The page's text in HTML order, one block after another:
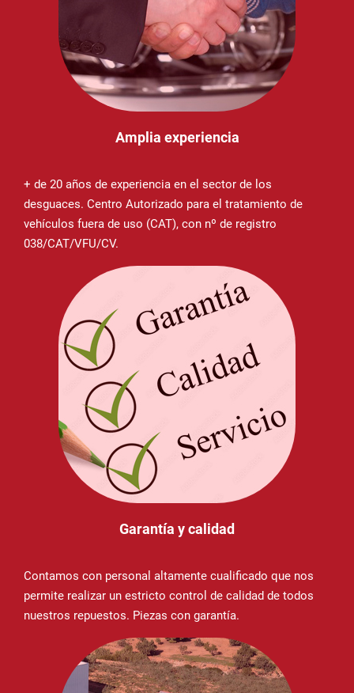
Amplia experiencia
+ de 20 años de experiencia en el sector de los
desguaces. Centro Autorizado para el tratamiento de
vehículos fuera de uso (CAT), con nº de registro
038/CAT/VFU/CV.
Garantía y calidad
Contamos con personal altamente cualificado que nos
permite realizar un estricto control de calidad de todos
nuestros repuestos. Piezas con garantía.